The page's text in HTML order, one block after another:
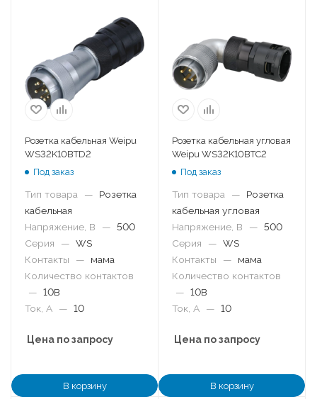
Розетка кабельная Weipu
WS32K10BTD2
Под заказ
Тип товара —
Розетка
кабельная
Напряжение, В
— 500
Серия
— WS
Контакты
—
мама
Количество контактов
— 10B
Ток, А
— 10
Цена по запросу
В корзину
Розетка кабельная угловая
Weipu WS32K10BTC2
Под заказ
Тип товара —
Розетка
кабельная угловая
Напряжение, В
— 500
Серия
— WS
Контакты
—
мама
Количество контактов
— 10B
Ток, А
— 10
Цена по запросу
В корзину